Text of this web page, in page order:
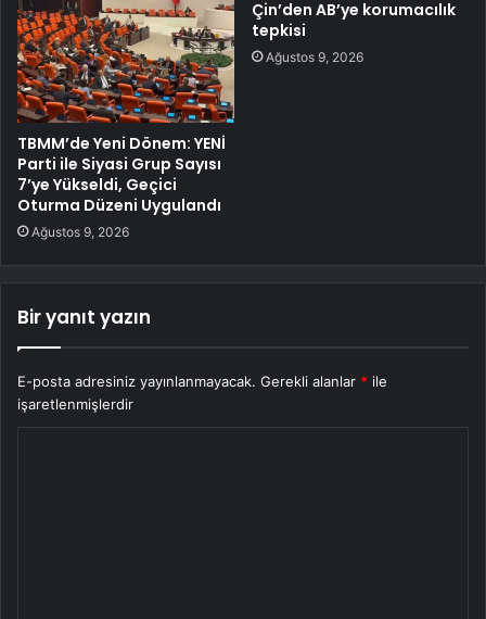
TBMM’de Yeni Dönem: YENİ
Parti ile Siyasi Grup Sayısı
7’ye Yükseldi, Geçici
Oturma Düzeni Uygulandı
Ağustos 9, 2026
Çin’den AB’ye korumacılık
tepkisi
Ağustos 9, 2026
Bir yanıt yazın
E-posta adresiniz yayınlanmayacak. Gerekli alanlar * ile
işaretlenmişlerdir